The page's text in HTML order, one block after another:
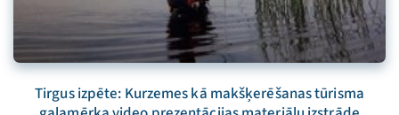
Tirgus izpēte: Kurzemes kā makšķerēšanas tūrisma